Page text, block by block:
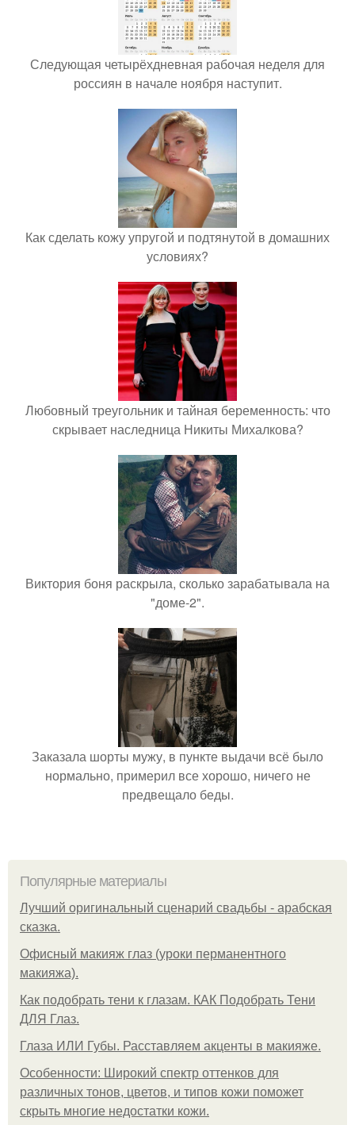
Следующая четырёхдневная рабочая неделя для
россиян в начале ноября наступит.
Как сделать кожу упругой и подтянутой в домашних
условиях?
Любовный треугольник и тайная беременность: что
скрывает наследница Никиты Михалкова?
Виктория боня раскрыла, сколько зарабатывала на
"доме-2".
Заказала шорты мужу, в пункте выдачи всё было
нормально, примерил все хорошо, ничего не
предвещало беды.
Популярные материалы
Лучший оригинальный сценарий свадьбы - арабская
сказка.
Офисный макияж глаз (уроки перманентного
макияжа).
Как подобрать тени к глазам. КАК Подобрать Тени
ДЛЯ Глаз.
Глаза ИЛИ Губы. Расставляем акценты в макияже.
Особенности: Широкий спектр оттенков для
различных тонов, цветов, и типов кожи поможет
скрыть многие недостатки кожи.